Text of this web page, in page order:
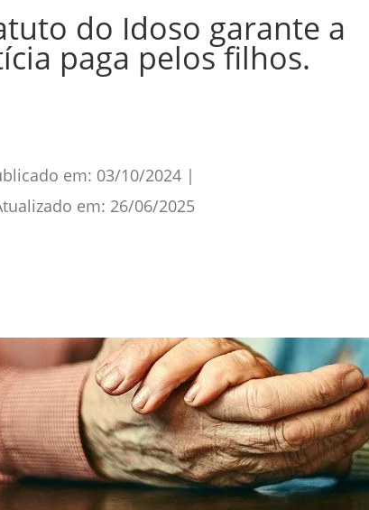
do Idoso garante a
paga pelos filhos.
em: 03/10/2024 |
em: 26/06/2025